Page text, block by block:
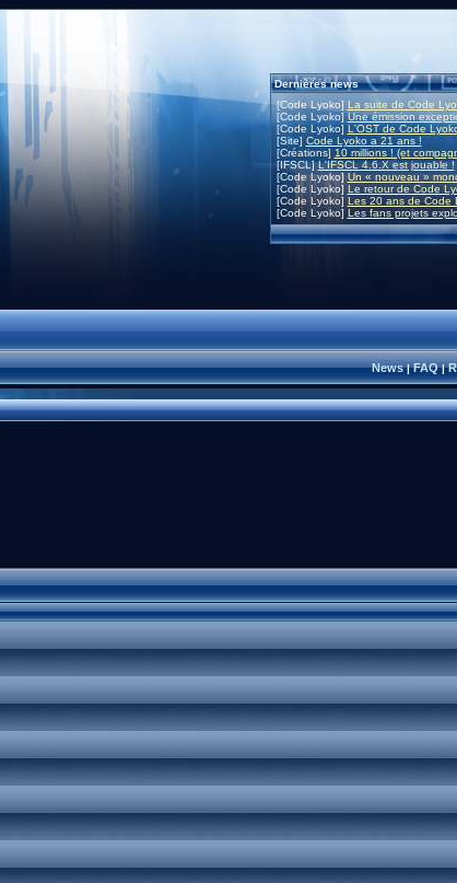
Dernières news
[Code Lyoko] La suite de Code
[Code Lyoko]Une émission
[Code Lyoko] L'OST de Code
[Site] Code Lyoko a 21 ans !
[Créations] 10 millions ! (et
[IFSCL]L'IFSCL 4.6.X est jouable !
[Code Lyoko] Un « nouveau »
[Code Lyoko] Le retour de Code
[Code Lyoko] Les 20 ans de Code
[Code Lyoko] Les fans projets
News|FAQ|